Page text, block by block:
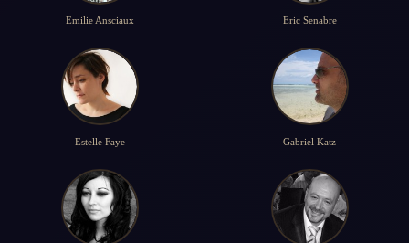
Emilie Ansciaux Eric Senabre
Estelle Faye Gabriel Katz